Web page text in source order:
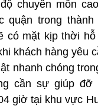
chuyên môn
quận trong
có mặt kịp thời
khách hàng yêu
nhanh chóng
cần sự giúp đỡ
giờ tại khu vực